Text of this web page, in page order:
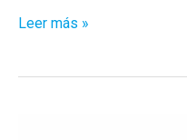
Teorema
Leer más »